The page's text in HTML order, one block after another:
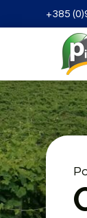
+385